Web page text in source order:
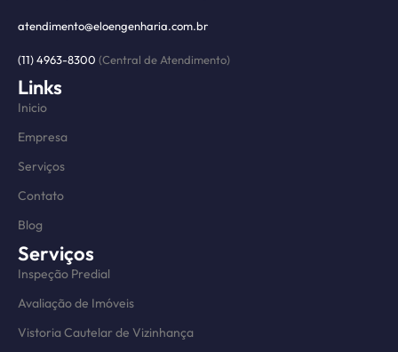
atendimento@eloengenharia.com.br
(11) 4963-8300 (Central de Atendimento)
Links
Inicio
Empresa
Serviços
Contato
Blog
Serviços
Inspeção Predial
Avaliação de Imóveis
Vistoria Cautelar de Vizinhança